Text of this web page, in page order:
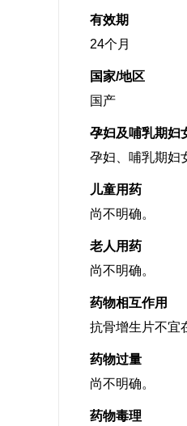
有效期
24个月
国家/地区
国产
孕妇及哺乳期妇
孕妇、哺乳期妇
儿童用药
尚不明确。
老人用药
尚不明确。
药物相互作用
抗骨增生片不宜
药物过量
尚不明确。
药物毒理